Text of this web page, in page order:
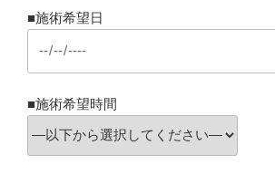
■施術希望日
■施術希望時間